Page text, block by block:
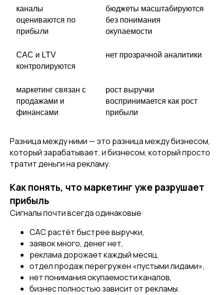
каналы
оцениваются по
прибыли
бюджеты масштабируются
без понимания
окупаемости
CAC и LTV
контролируются
нет прозрачной аналитики
маркетинг связан с
продажами и
финансами
рост выручки
воспринимается как рост
прибыли
Разница между ними — это разница между бизнесом,
который зарабатывает, и бизнесом, который просто
тратит деньги на рекламу.
Как понять, что маркетинг уже разрушает
прибыль
Сигналы почти всегда одинаковые:
CAC растёт быстрее выручки,
заявок много, денег нет,
реклама дорожает каждый месяц,
отдел продаж перегружен «пустыми лидами»,
нет понимания окупаемости каналов,
бизнес полностью зависит от рекламы.